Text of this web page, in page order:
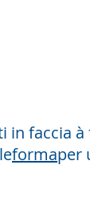
faccia
formaper